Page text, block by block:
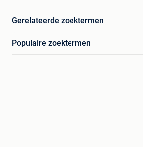
Gerelateerde zoektermen
Populaire zoektermen